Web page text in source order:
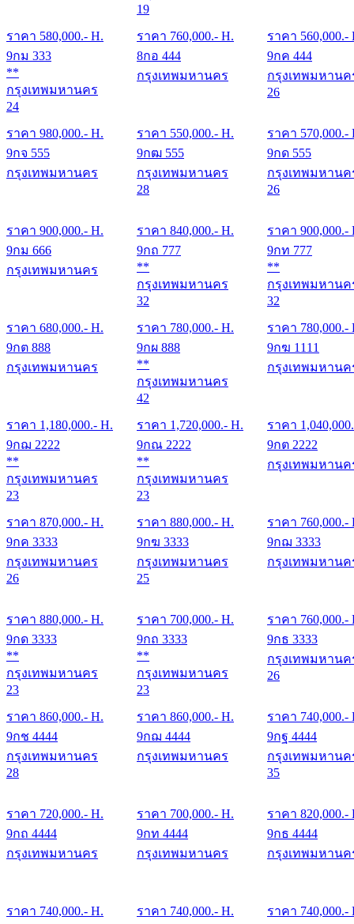
ราคา 580,000.- H.
19
ราคา 760,000.- H. ราคา 560,000.-
9กม 333
**
กรุงเทพมหานคร
24
ราคา 980,000.- H.
8กอ 444
กรุงเทพมหานคร
ราคา 550,000.- H.
9กค 444
กรุงเทพมหานค
26
ราคา 570,000.-
9กจ 555
กรุงเทพมหานคร
ราคา 900,000.- H.
9กฒ 555
กรุงเทพมหานคร
28
ราคา 840,000.- H.
9กด 555
กรุงเทพมหานค
26
ราคา 900,000.-
9กม 666
กรุงเทพมหานคร
ราคา 680,000.- H.
9กถ 777
**
กรุงเทพมหานคร
32
ราคา 780,000.- H.
9กท 777
**
กรุงเทพมหานค
32
ราคา 780,000.-
9กต 888
กรุงเทพมหานคร
ราคา 1,180,000.- H.
9กผ 888
**
กรุงเทพมหานคร
42
ราคา 1,720,000.- H.
9กฆ 1111
กรุงเทพมหานค
ราคา 1,040,000
9กฌ 2222
**
กรุงเทพมหานคร
23
ราคา 870,000.- H.
9กณ 2222
**
กรุงเทพมหานคร
23
ราคา 880,000.- H.
9กต 2222
กรุงเทพมหานค
ราคา 760,000.-
9กค 3333
กรุงเทพมหานคร
26
ราคา 880,000.- H.
9กฆ 3333
กรุงเทพมหานคร
25
ราคา 700,000.- H.
9กฌ 3333
กรุงเทพมหานค
ราคา 760,000.-
9กด 3333
**
กรุงเทพมหานคร
23
ราคา 860,000.- H.
9กถ 3333
**
กรุงเทพมหานคร
23
ราคา 860,000.- H.
9กธ 3333
กรุงเทพมหานค
26
ราคา 740,000.-
9กช 4444
กรุงเทพมหานคร
28
ราคา 720,000.- H.
9กฌ 4444
กรุงเทพมหานคร
ราคา 700,000.- H.
9กฐ 4444
กรุงเทพมหานค
35
ราคา 820,000.-
9กถ 4444
กรุงเทพมหานคร
ราคา 740,000.- H.
9กท 4444
กรุงเทพมหานคร
ราคา 740,000.- H.
9กธ 4444
กรุงเทพมหานค
ราคา 740,000.-